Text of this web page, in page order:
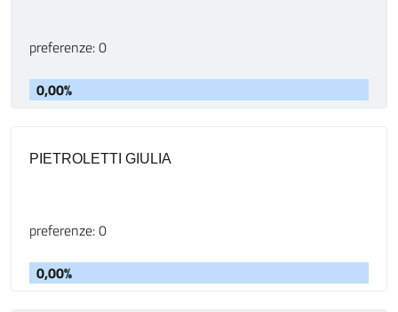
preferenze: 0
0,00%
PIETROLETTI GIULIA
preferenze: 0
0,00%